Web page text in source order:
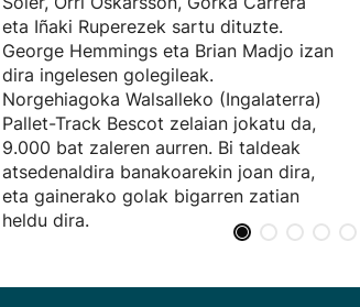
eta Iñaki Ruperezek sartu dituzte.
George Hemmings eta Brian Madjo izan
dira ingelesen golegileak.
Norgehiagoka Walsalleko (Ingalaterra)
Pallet-Track Bescot zelaian jokatu da,
9.000 bat zaleren aurren. Bi taldeak
atsedenaldira banakoarekin joan dira,
eta gainerako golak bigarren zatian
heldu dira.